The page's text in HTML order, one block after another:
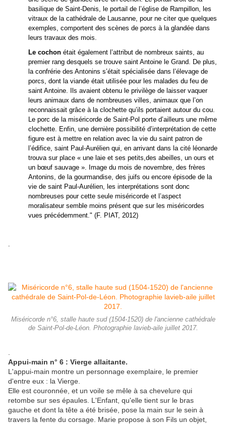
basilique de Saint-Denis, le portail de l’église de Rampillon, les
vitraux de la cathédrale de Lausanne, pour ne citer que quelques
exemples, comportent des scènes de porcs à la glandée dans
leurs travaux des mois.
Le cochon était également l’attribut de nombreux saints, au
premier rang desquels se trouve saint Antoine le Grand. De plus,
la confrérie des Antonins s’était spécialisée dans l’élevage de
porcs, dont la viande était utilisée pour les malades du feu de
saint Antoine. Ils avaient obtenu le privilège de laisser vaquer
leurs animaux dans de nombreuses villes, animaux que l’on
reconnaissait grâce à la clochette qu’ils portaient autour du cou.
Le porc de la miséricorde de Saint-Pol porte d’ailleurs une même
clochette. Enfin, une dernière possibilité d’interprétation de cette
figure est à mettre en relation avec la vie du saint patron de
l’édifice, saint Paul-Aurélien qui, en arrivant dans la cité léonarde
trouva sur place « une laie et ses petits,des abeilles, un ours et
un bœuf sauvage ». Image du mois de novembre, des frères
Antonins, de la gourmandise, des juifs ou encore épisode de la
vie de saint Paul-Aurélien, les interprétations sont donc
nombreuses pour cette seule miséricorde et l’aspect
moralisateur semble moins présent que sur les miséricordes
vues précédemment." (F. PIAT, 2012)
.
Miséricorde n°6, stalle haute sud (1504-1520) de l'ancienne cathédrale
de Saint-Pol-de-Léon. Photographie lavieb-aile juillet 2017.
Appui-main n° 6 : Vierge allaitante.
L'appui-main montre un personnage exemplaire, le premier
d'entre eux : la Vierge.
Elle est couronnée, et un voile se mêle à sa chevelure qui
retombe sur ses épaules. L'Enfant, qu'elle tient sur le bras
gauche et dont la tête a été brisée, pose la main sur le sein à
travers la fente du corsage. Marie propose à son Fils un objet,